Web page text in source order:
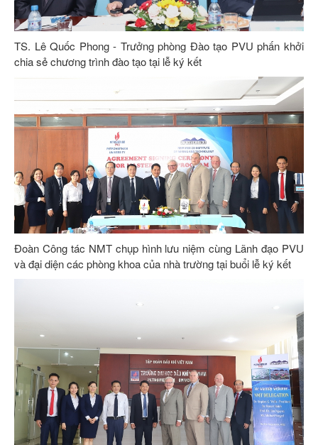
TS. Lê Quốc Phong - Trưởng phòng Đào tạo PVU phấn khởi
chia sẻ chương trình đào tạo tại lễ ký kết
Đoàn Công tác NMT chụp hình lưu niệm cùng Lãnh đạo PVU
và đại diện các phòng khoa của nhà trường tại buổi lễ ký kết